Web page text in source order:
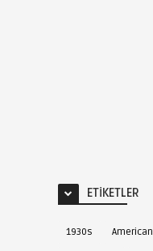
ETIKETLER
1930s American